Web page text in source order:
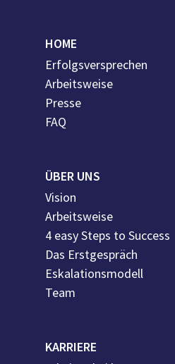
HOME
Erfolgsversprechen
Arbeitsweise
Presse
FAQ
ÜBER UNS
Vision
Arbeitsweise
4 easy Steps to Success
Das Erstgespräch
Eskalationsmodell
Team
KARRIERE